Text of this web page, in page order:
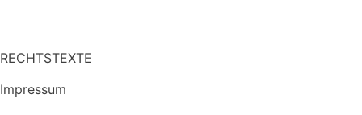
RECHTSTEXTE
Impressum